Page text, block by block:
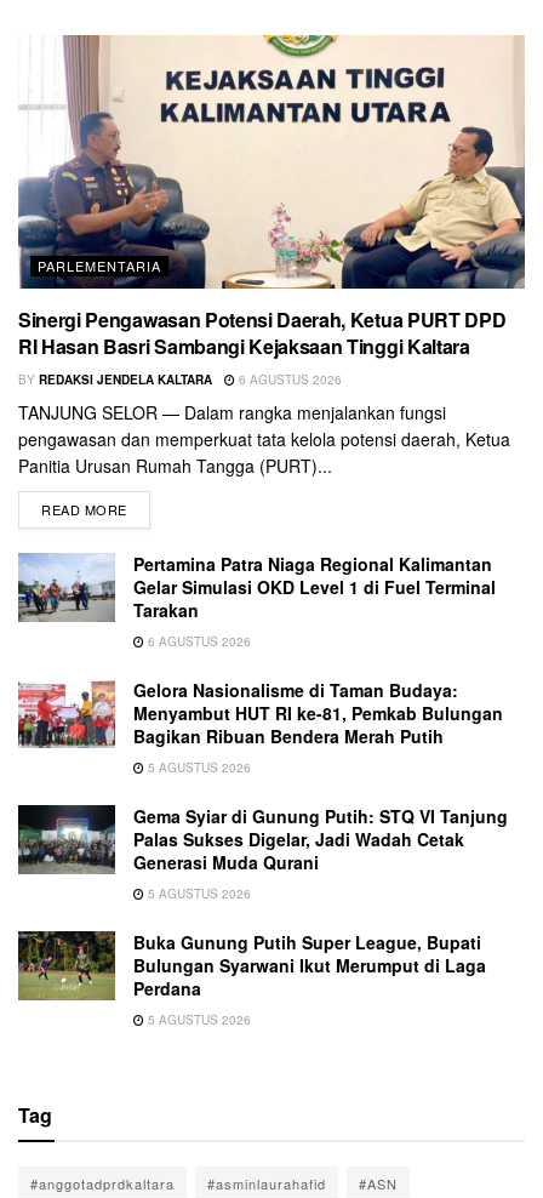
PARLEMENTARIA
Sinergi Pengawasan Potensi Daerah, Ketua PURT DPD
RI Hasan Basri Sambangi Kejaksaan Tinggi Kaltara
BY REDAKSI JENDELA KALTARA 6 AGUSTUS 2026
TANJUNG SELOR — Dalam rangka menjalankan fungsi
pengawasan dan memperkuat tata kelola potensi daerah, Ketua
Panitia Urusan Rumah Tangga (PURT)...
READ MORE
Pertamina Patra Niaga Regional Kalimantan
Gelar Simulasi OKD Level 1 di Fuel Terminal
Tarakan
6 AGUSTUS 2026
Gelora Nasionalisme di Taman Budaya:
Menyambut HUT RI ke-81, Pemkab Bulungan
Bagikan Ribuan Bendera Merah Putih
5 AGUSTUS 2026
Gema Syiar di Gunung Putih: STQ VI Tanjung
Palas Sukses Digelar, Jadi Wadah Cetak
Generasi Muda Qurani
5 AGUSTUS 2026
Buka Gunung Putih Super League, Bupati
Bulungan Syarwani Ikut Merumput di Laga
Perdana
5 AGUSTUS 2026
Tag
#anggotadprdkaltara #asminlaurahafid #ASN